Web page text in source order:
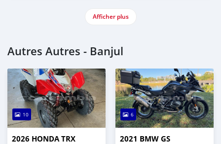
Afficher plus
Autres Autres - Banjul
10
2026 HONDA TRX
6
2021 BMW GS